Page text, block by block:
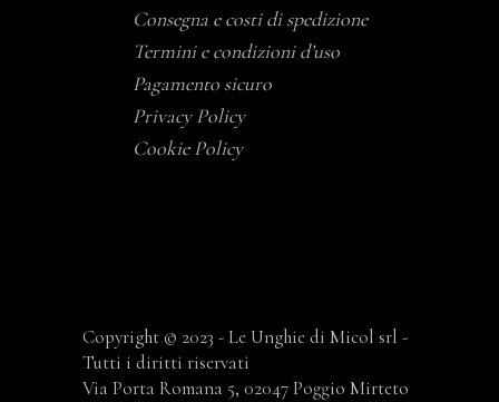
Consegna e costi di spedizione
Termini e condizioni d’uso
Pagamento sicuro
Privacy Policy
Cookie Policy
Copyright © 2023 - Le Unghie di Micol srl -
Tutti i diritti riservati
Via Porta Romana 5, 02047 Poggio Mirteto